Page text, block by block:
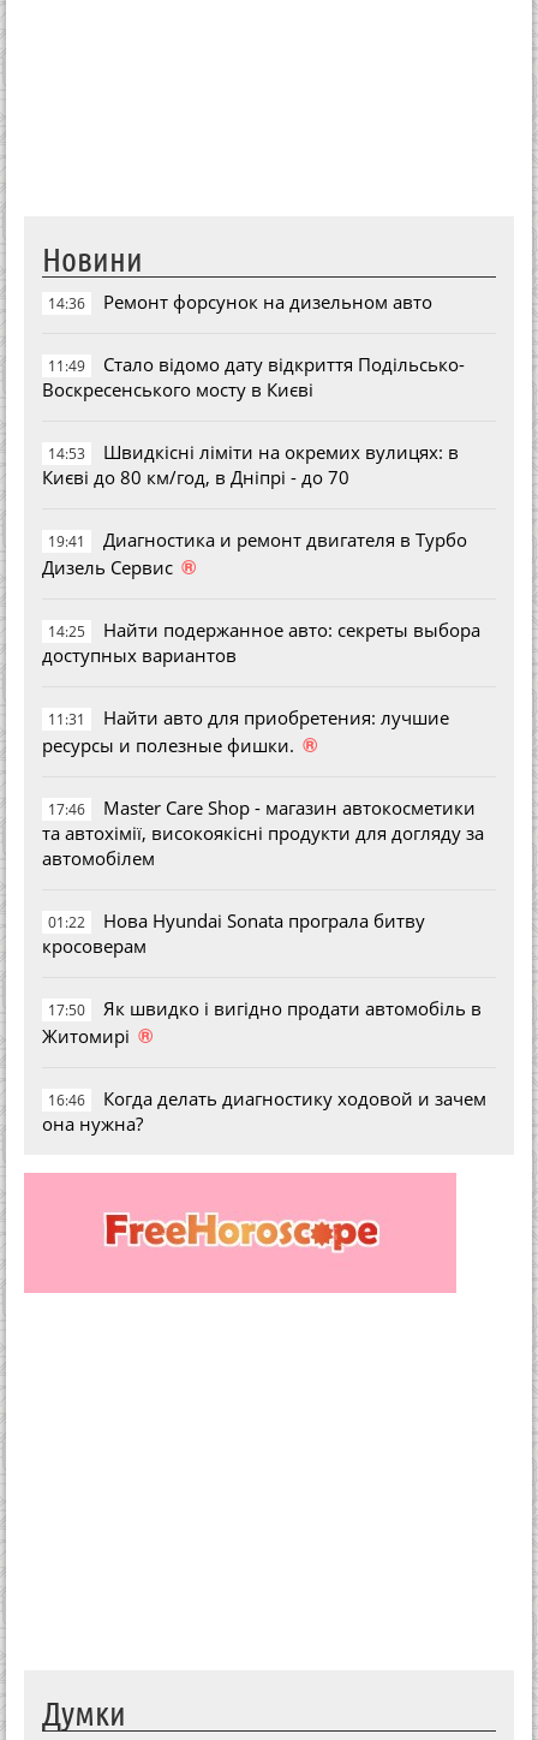
Новини
14:36 Ремонт форсунок на дизельном авто
11:49
Стало відомо дату відкриття Подільсько-
Воскресенського мосту в Києві
14:53
Швидкісні ліміти на окремих вулицях: в
Києві до 80 км/год, в Дніпрі - до 70
19:41
Диагностика и ремонт двигателя в Турбо
Дизель Сервис ®
14:25
Найти подержанное авто: секреты выбора
доступных вариантов
11:31
Найти авто для приобретения: лучшие
ресурсы и полезные фишки. ®
17:46
Master Care Shop - магазин автокосметики
та автохімії, високоякісні продукти для догляду за
автомобілем
01:22
Нова Hyundai Sonata програла битву
кросоверам
17:50
Як швидко і вигідно продати автомобіль в
Житомирі ®
16:46
Когда делать диагностику ходовой и зачем
она нужна?
Думки